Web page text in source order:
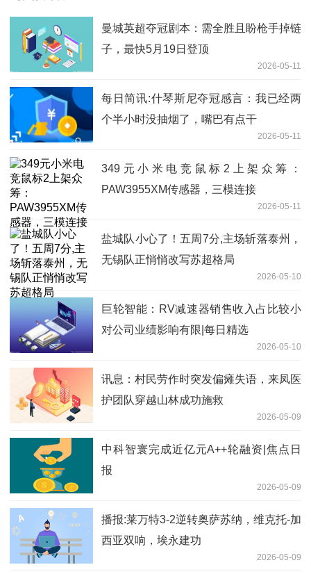
曼城英超夺冠剧本：需全胜且盼枪手掉链
子，最快5月19日登顶
2026-05-11
每日简讯:什琴斯尼夺冠感言：我已经两
个半小时没抽烟了，嘴巴有点干
2026-05-11
349元小米电竞鼠标2上架众筹：
PAW3955XM传感器，三模连接
2026-05-11
盐城队小心了！五周7分,主场斩落泰州，
无锡队正悄悄改写苏超格局
2026-05-10
巨轮智能：RV减速器销售收入占比较小
对公司业绩影响有限|每日精选
2026-05-10
讯息：村民劳作时突发偏瘫失语，来凤医
护团队穿越山林成功施救
2026-05-09
中科智寰完成近亿元A++轮融资|焦点日
报
2026-05-09
播报:莱万特3-2逆转奥萨苏纳，维克托-加
西亚双响，埃永建功
2026-05-09